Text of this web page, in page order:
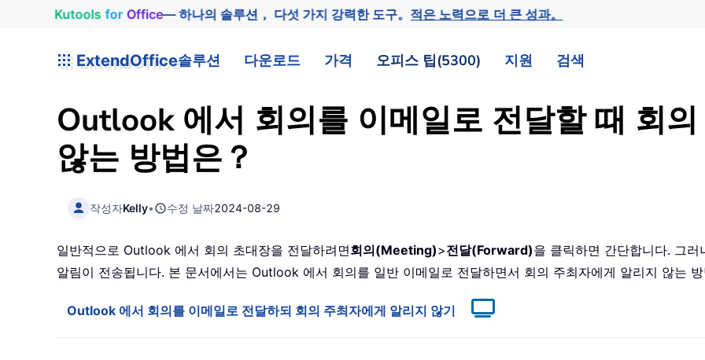
Kutools for Office— 하나의 솔루션， 다섯 가지 강력한 도구。적은 노력으로 더 큰 성과。
ExtendOffice솔루션 다운로드 가격 오피스 팁(5300) 지원 검색
Outlook 에서 회의를 이메일로 전달할 때 회
않는 방법은？
작성자Kelly• 수정 날짜2024-08-29
일반적으로 Outlook 에서 회의 초대장을 전달하려면회의(Meeting)>전달(Forward)을 클릭하면 간단합니다. 그
알림이 전송됩니다. 본 문서에서는 Outlook 에서 회의를 일반 이메일로 전달하면서 회의 주최자에게 알리지 않는 방
Outlook 에서 회의를 이메일로 전달하되 회의 주최자에게 알리지 않기